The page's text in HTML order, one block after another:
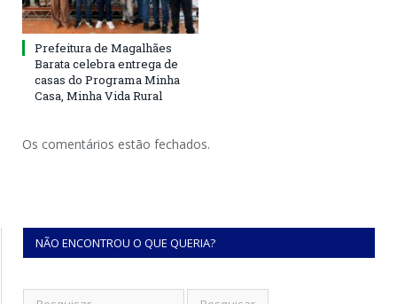
Prefeitura de Magalhães
Barata celebra entrega de
casas do Programa Minha
Casa, Minha Vida Rural
Os comentários estão fechados.
NÃO ENCONTROU O QUE QUERIA?